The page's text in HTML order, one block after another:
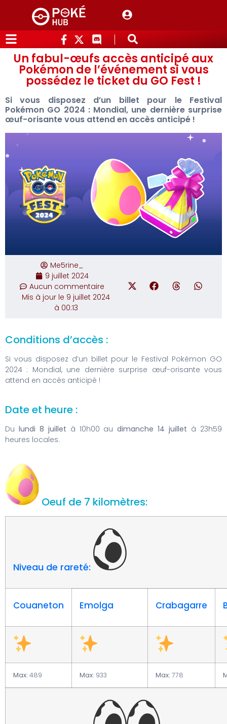
Un fabul-œufs accès anticipé aux
Pokémon de l’événement si vous
possédez le ticket du GO Fest !
Si vous disposez d’un billet pour le Festival
Pokémon GO 2024 : Mondial, une dernière surprise
œuf-orisante vous attend en accès anticipé !
Me5rine_
9 juillet 2024
Aucun commentaire
Mis à jour le 9 juillet 2024
à 00:13
Conditions d’accès :
Si vous disposez d’un billet pour le Festival Pokémon GO
2024 : Mondial, une dernière surprise œuf-orisante vous
attend en accès anticipé !
Date et heure :
Du lundi 8 juillet à 10h00 audimanche 14 juillet à 23h59
heures locales.
Oeuf de 7 kilomètres:
Niveau de rareté:
Couaneton Emolga Crabagarre
Max: 489 Max: 933 Max: 778